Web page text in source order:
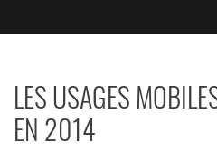
LES USAGES
EN 2014